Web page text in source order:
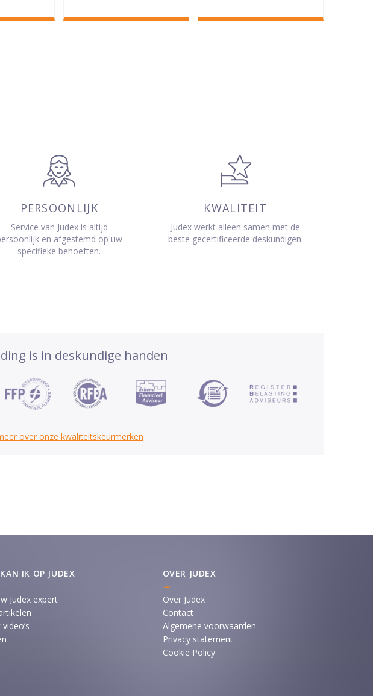
PERSOONLIJK
Service van Judex is altijd
en afgestemd op uw
specifieke behoeften.
KWALITEIT
Judex werkt alleen samen met de
beste gecertificeerde deskundigen.
is in deskundige handen
over onze kwaliteitskeurmerken
IK OP JUDEX
Judex expert
OVER JUDEX
Over Judex
Contact
Algemene voorwaarden
Privacy statement
Cookie Policy